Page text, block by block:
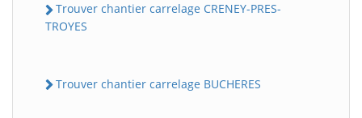
Trouver chantier carrelage CRENEY-PRES-
TROYES
Trouver chantier carrelage BUCHERES